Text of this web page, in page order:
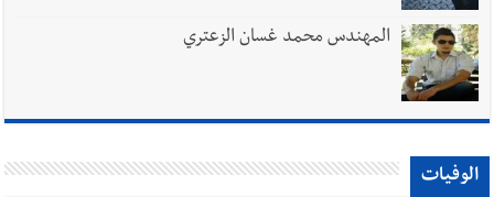
المهندس محمد غسان الزعتري
الوفيات